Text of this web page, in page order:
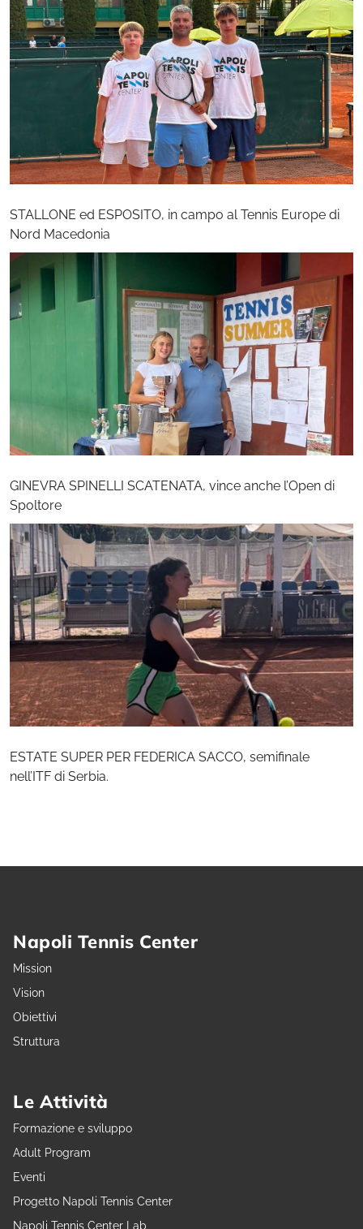
STALLONE ed ESPOSITO, in campo al Tennis Europe di
Nord Macedonia
GINEVRA SPINELLI SCATENATA, vince anche l’Open di
Spoltore
ESTATE SUPER PER FEDERICA SACCO, semifinale
nell’ITF di Serbia.
Napoli Tennis Center
Mission
Vision
Obiettivi
Struttura
Le Attività
Formazione e sviluppo
Adult Program
Eventi
Progetto Napoli Tennis Center
Napoli Tennis Center Lab